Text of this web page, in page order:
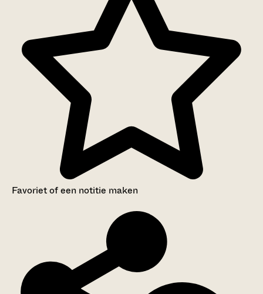
Favoriet of een notitie maken